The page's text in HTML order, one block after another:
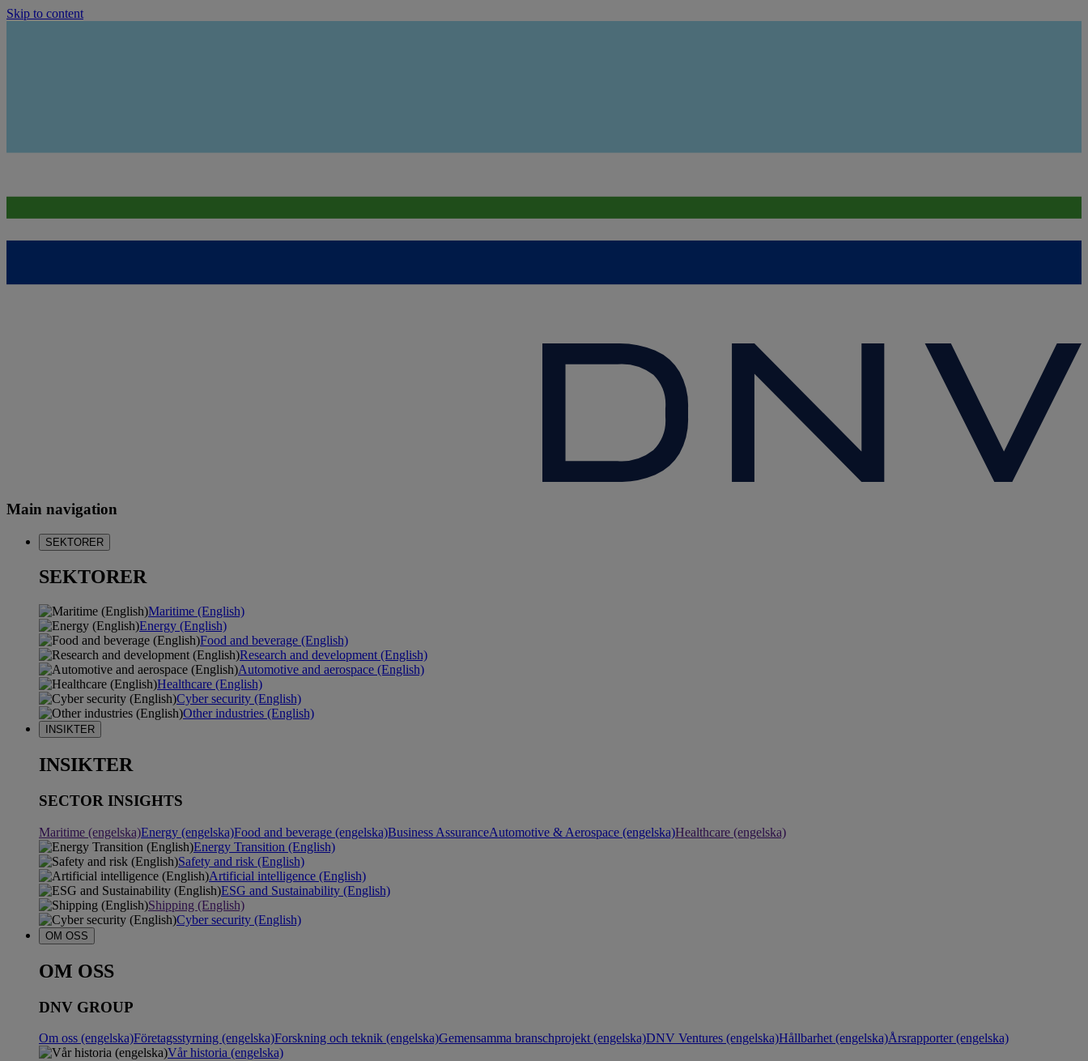
Skip to content
Main navigation
SEKTORER
SEKTORER
Maritime (English)
Energy (English)
Food and beverage (English)
Research and development (English)
Automotive and aerospace (English)
Healthcare (English)
Cyber security (English)
Other industries (English)
INSIKTER
INSIKTER
SECTOR INSIGHTS
Maritime (engelska)Energy (engelska)Food and beverage (engelska)Business AssuranceAutomotive & Aerospace (engelska)Healthcare (engelska)
Energy Transition (English)
Safety and risk (English)
Artificial intelligence (English)
ESG and Sustainability (English)
Shipping (English)
Cyber security (English)
OM OSS
OM OSS
DNV GROUP
Om oss (engelska)Företagsstyrning (engelska)Forskning och teknik (engelska)Gemensamma branschprojekt (engelska)DNV Ventures (engelska)Hållbarhet (engelska)Årsrapporter (engelska)
Vår historia (engelska)